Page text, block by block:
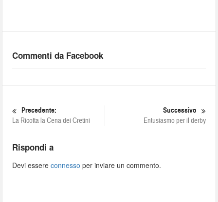
Commenti da Facebook
Precedente:
La Ricotta la Cena dei Cretini
Successivo
Entusiasmo per il derby
Rispondi a
Devi essereconnesso per inviare un commento.